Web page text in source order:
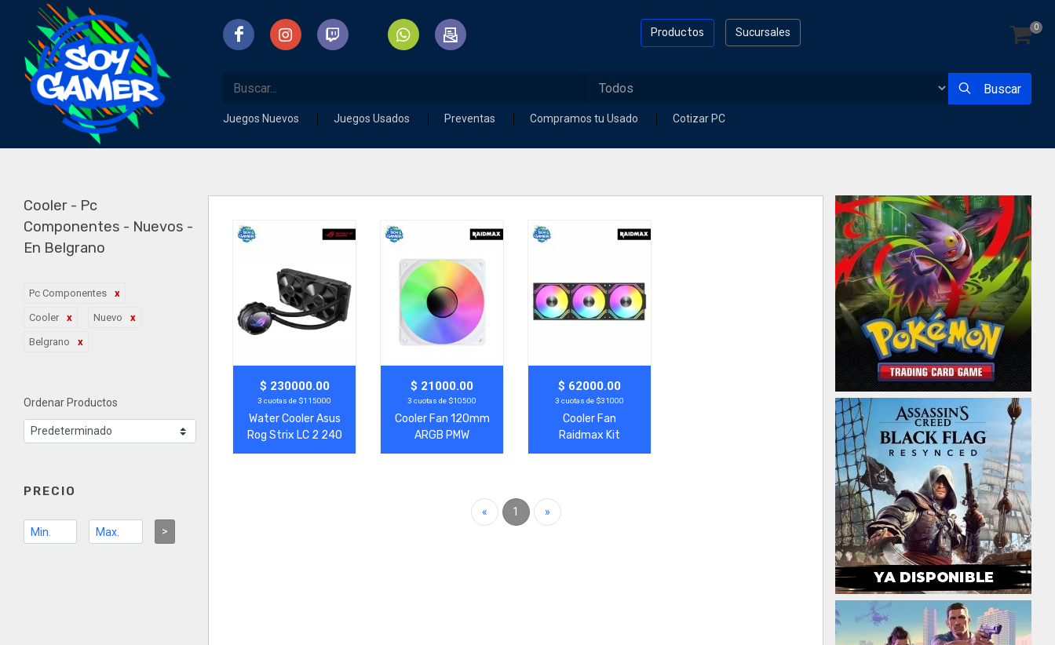
Sucursales
Productos 0
Buscar
Juegos Nuevos Juegos Usados Preventas Compramos tu Usado Cotizar PC
Cooler - Pc
Componentes - Nuevos -
En Belgrano
Pc Componentes
Cooler Nuevo
Belgrano
Ordenar Productos
PRECIO
>
Agregar Ver Más
$ 230000.00
3 cuotas de $115000
Water Cooler Asus
Rog Strix LC 2 240
Agregar Ver Más
$ 21000.00
3 cuotas de $10500
Cooler Fan 120mm
ARGB PMW
RAIDMAX INFINITA-
Agregar Ver Más
$ 62000.00
3 cuotas de $31000
Cooler Fan
Raidmax Kit
Modular 3 En 1
« 1 »